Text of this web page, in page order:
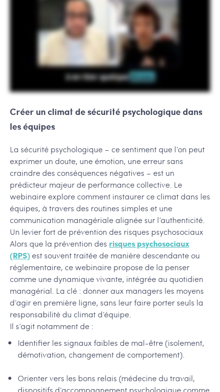
Créer un climat de sécurité psychologique dans
les équipes
La sécurité psychologique – ce sentiment que l’on peut
exprimer un doute, une émotion, une erreur sans
craindre des conséquences négatives – est un
prédicteur majeur de performance collective. Le
webinaire explore comment instaurer ce climat dans les
équipes, à travers des routines simples et une
communication managériale alignée sur l’authenticité.
Un levier fort de prévention des risques psychosociaux
Alors que la prévention des risques psychosociaux
(RPS)est souvent traitée de manière descendante ou
réglementaire, ce webinaire propose de la penser
comme une dynamique vivante, intégrée au quotidien
managérial. La clé : donner aux managers les moyens
d’agir en première ligne, sans leur faire porter seuls la
responsabilité du climat d’équipe.
Il s’agit notamment de :
Identifier les signaux faibles de mal-être (isolement,
démotivation, changement de comportement).
Orienter vers les bons relais (médecine du travail,